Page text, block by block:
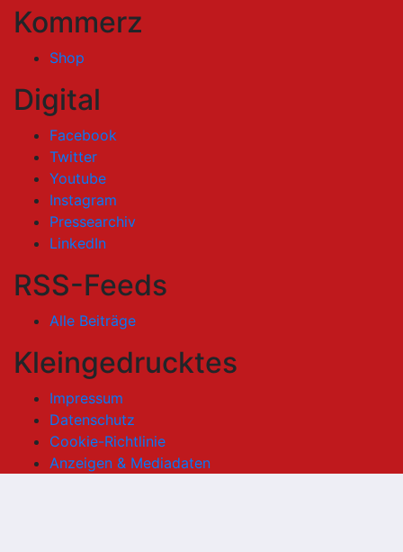
Kommerz
Shop
Digital
Facebook
Twitter
Youtube
Instagram
Pressearchiv
LinkedIn
RSS-Feeds
Alle Beiträge
Kleingedrucktes
Impressum
Datenschutz
Cookie-Richtlinie
Anzeigen & Mediadaten